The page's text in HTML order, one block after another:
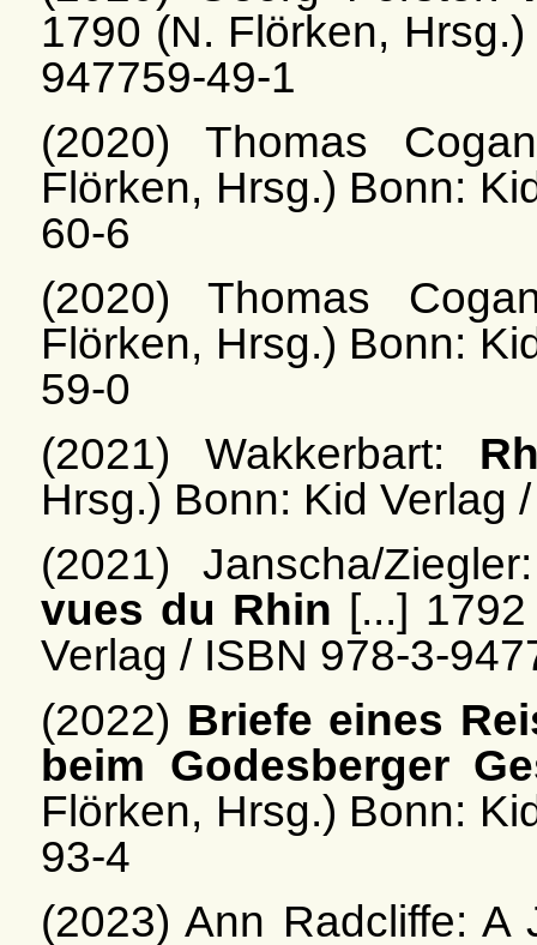
1790 (N. Flörken,
947759-49-1
(2020) Thomas
Flörken, Hrsg.) Bonn:
60-6
(2020) Thomas
Flörken, Hrsg.) Bonn:
59-0
(2021) Wakkerbart:
Hrsg.) Bonn: Kid Verlag
(2021) Janscha/Ziegler:
vues du Rhin [...]
Verlag / ISBN 978-3-
(2022) Briefe eines
beim Godesberger
Flörken, Hrsg.) Bonn:
93-4
(2023) Ann Radcliffe: A